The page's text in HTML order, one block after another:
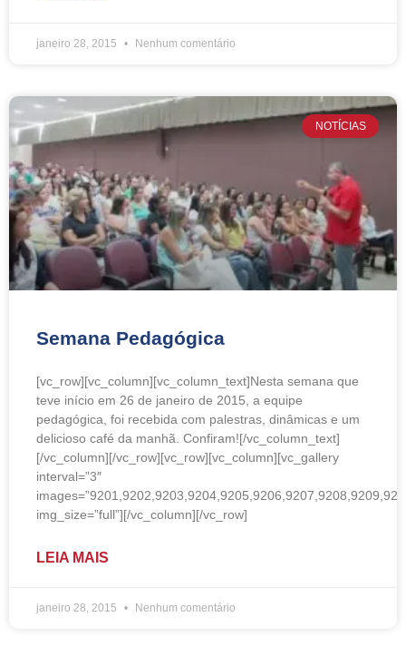
janeiro 28, 2015 Nenhum comentário
NOTÍCIAS
Semana Pedagógica
[vc_row][vc_column][vc_column_text]Nesta semana que
teve início em 26 de janeiro de 2015, a equipe
pedagógica, foi recebida com palestras, dinâmicas e um
delicioso café da manhã. Confiram![/vc_column_text]
[/vc_column][/vc_row][vc_row][vc_column][vc_gallery
interval=”3″
img_size=”full”][/vc_column][/vc_row]
LEIA MAIS
janeiro 28, 2015 Nenhum comentário